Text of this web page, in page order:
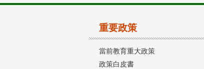
重要政策
當前教育重大政策
政策白皮書